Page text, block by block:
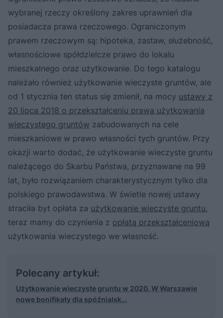
wybranej rzeczy określony zakres uprawnień dla
posiadacza prawa rzeczowego. Ograniczonym
prawem rzeczowym są: hipoteka, zastaw, służebność,
własnościowe spółdzielcze prawo do lokalu
mieszkalnego oraz użytkowanie. Do tego katalogu
należało również użytkowanie wieczyste gruntów, ale
od 1 stycznia ten status się zmienił, na mocy ustawy z
20 lipca 2018 o przekształceniu prawa użytkowania
wieczystego gruntów zabudowanych na cele
mieszkaniowe w prawo własności tych gruntów. Przy
okazji warto dodać, że użytkowanie wieczyste gruntu
należącego do Skarbu Państwa, przyznawane na 99
lat, było rozwiązaniem charakterystycznym tylko dla
polskiego prawodawstwa. W świetle nowej ustawy
straciła byt opłata za użytkowanie wieczyste gruntu,
teraz mamy do czynienia z opłatą przekształceniową
użytkowania wieczystego we własność.
Polecany artykuł:
Użytkowanie wieczyste gruntu w 2020. W Warszawie
nowe bonifikaty dla spóźnialsk…